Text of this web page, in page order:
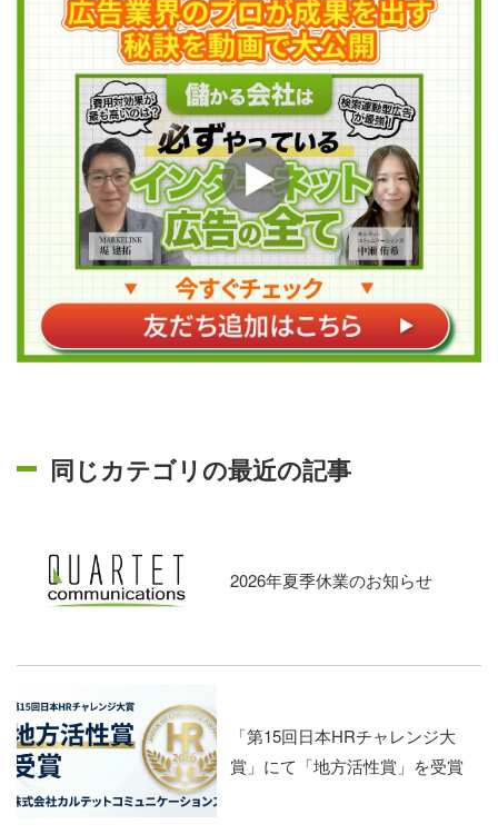
同じカテゴリの最近の記事
2026年夏季休業のお知らせ
「第15回日本HRチャレンジ大
賞」にて「地方活性賞」を受賞